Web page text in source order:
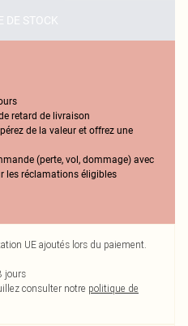
DE STOCK
retard de livraison
de la valeur et offrez une
(perte, vol, dommage) avec
les réclamations éligibles
UE ajoutés lors du paiement.
jours
consulter notre politique de